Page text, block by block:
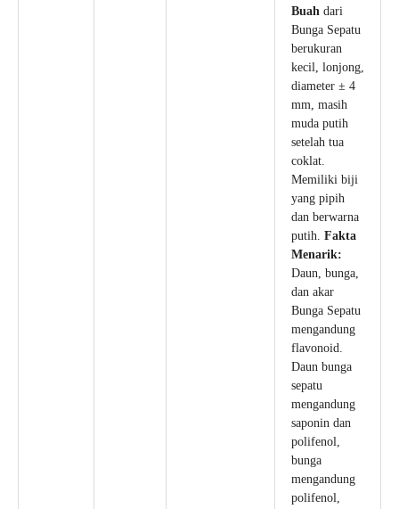
Buah dari
Bunga Sepatu
berukuran
kecil, lonjong,
diameter ± 4
mm, masih
muda putih
setelah tua
coklat.
Memiliki biji
yang pipih
dan berwarna
putih. Fakta
Menarik:
Daun, bunga,
dan akar
Bunga Sepatu
mengandung
flavonoid.
Daun bunga
sepatu
mengandung
saponin dan
polifenol,
bunga
mengandung
polifenol,